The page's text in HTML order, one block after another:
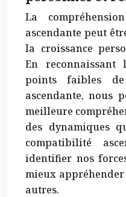
La
ascendante peut
la croissance
En
points faibles de
ascendante, nous
meilleure
des dynamiques
compatibilité
identifier nos
mieux
autres.